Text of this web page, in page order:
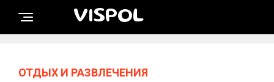
VISPOL
ОТДЫХ И РАЗВЛЕЧЕНИЯ